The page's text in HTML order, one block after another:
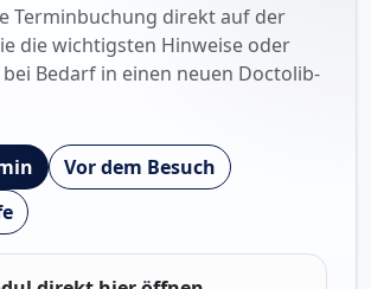
Terminbuchung direkt auf der
die wichtigsten Hinweise oder
bei Bedarf in einen neuen Doctolib-
Vor dem Besuch